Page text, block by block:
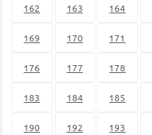
162 163 164
169 170 171
176 177 178
183 184 185
190 192 193